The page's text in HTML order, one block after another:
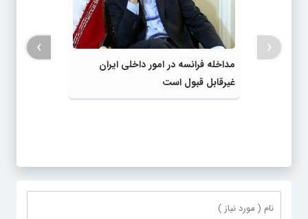
مداخله فرانسه در امور داخلی ایران
غیرقابل قبول است
‹
›